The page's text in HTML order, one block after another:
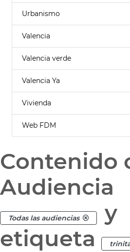
Urbanismo
Valencia
Valencia verde
Valencia Ya
Vivienda
Web FDM
Contenido
Audiencia
Todas las audiencias
y
etiqueta